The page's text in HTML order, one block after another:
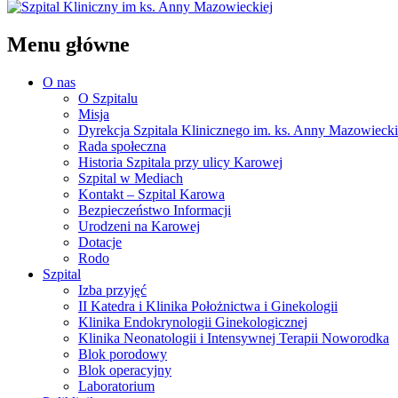
Menu główne
O nas
O Szpitalu
Misja
Dyrekcja Szpitala Klinicznego im. ks. Anny
Rada społeczna
Historia Szpitala przy ulicy Karowej
Szpital w Mediach
Kontakt – Szpital Karowa
Bezpieczeństwo Informacji
Urodzeni na Karowej
Dotacje
Rodo
Szpital
Izba przyjęć
II Katedra i Klinika Położnictwa i Ginekologii
Klinika Endokrynologii Ginekologicznej
Klinika Neonatologii i Intensywnej Terapii Noworodka
Blok porodowy
Blok operacyjny
Laboratorium